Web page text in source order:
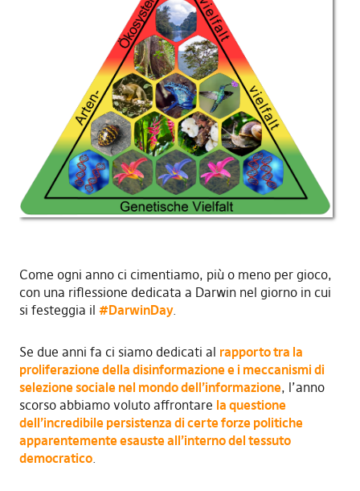
Come ogni anno ci cimentiamo, più o meno per gioco,
con una riflessione dedicata a Darwin nel giorno in cui
si festeggia il #DarwinDay.
Se due anni fa ci siamo dedicati al rapporto tra la
proliferazione della disinformazione e i meccanismi di
selezione sociale nel mondo dell’informazione, l’anno
scorso abbiamo voluto affrontare la questione
dell’incredibile persistenza di certe forze politiche
apparentemente esauste all’interno del tessuto
democratico.